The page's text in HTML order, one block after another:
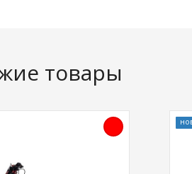
товары